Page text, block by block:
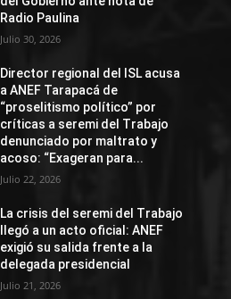
Radio Paulina
Julio 30, 2026
Director regional del ISL acusa
a ANEF Tarapacá de
“proselitismo político” por
críticas a seremi del Trabajo
denunciado por maltrato y
acoso: “Exageran para...
Julio 22, 2026
La crisis del seremi del Trabajo
llegó a un acto oficial: ANEF
exigió su salida frente a la
delegada presidencial
Julio 21, 2026